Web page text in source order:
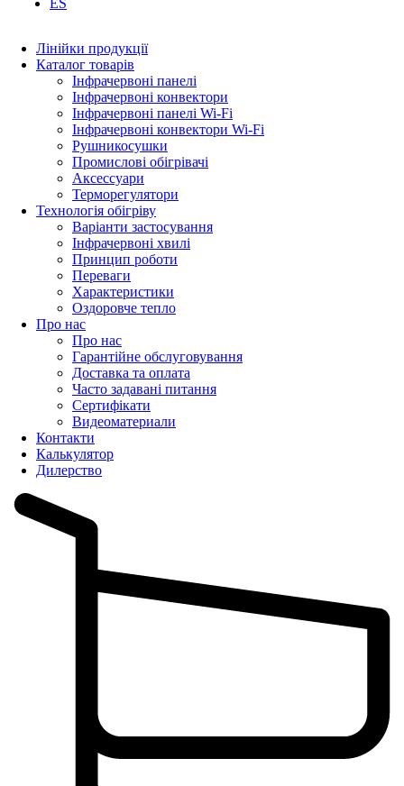
ES
Лінійки продукції
Каталог товарів
Інфрачервоні панелі
Інфрачервоні конвектори
Інфрачервоні панелі Wi-Fi
Інфрачервоні конвектори Wi-Fi
Рушникосушки
Промислові обігрівачі
Аксессуари
Терморегулятори
Технологія обігріву
Варіанти застосування
Інфрачервоні хвилі
Принцип роботи
Переваги
Характеристики
Оздоровче тепло
Про нас
Про нас
Гарантійне обслуговування
Доставка та оплата
Часто задавані питання
Сертифікати
Видеоматериали
Контакти
Калькулятор
Дилерство